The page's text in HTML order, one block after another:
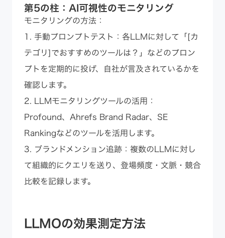
第5の柱：AI可視性のモニタリング
モニタリングの方法：
1. 手動プロンプトテスト：各LLMに対して「[カ
テゴリ]でおすすめのツールは？」などのプロン
プトを定期的に投げ、自社が言及されているかを
確認します。
2. LLMモニタリングツールの活用：
Profound、Ahrefs Brand Radar、SE
Rankingなどのツールを活用します。
3. ブランドメンション追跡：複数のLLMに対し
て組織的にクエリを送り、登場頻度・文脈・競合
比較を記録します。
LLMOの効果測定方法